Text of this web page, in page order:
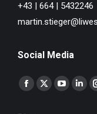
+43 | 664 | 5432246
Social Media
Finden Sie uns auf:
Facebook
X
YouTube